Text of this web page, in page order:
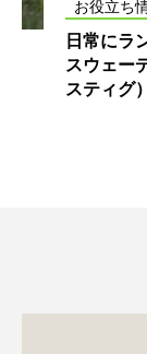
お
ロ
提